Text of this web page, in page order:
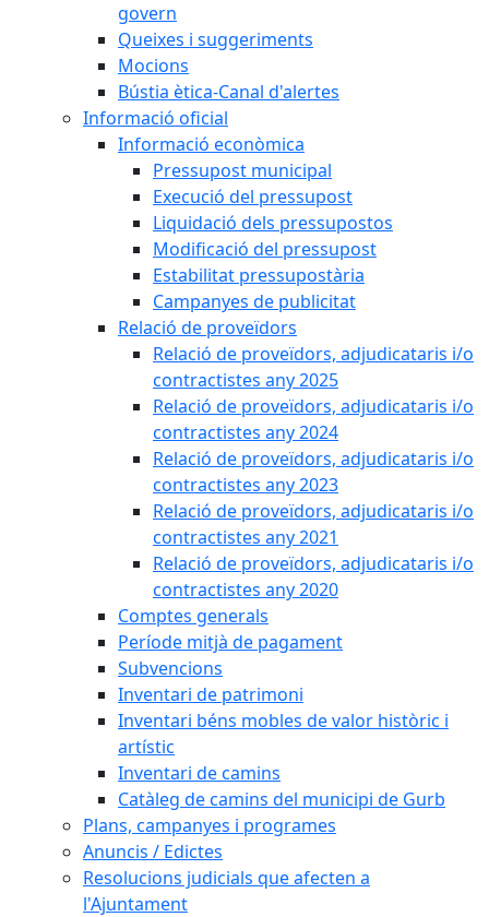
govern
Queixes i suggeriments
Mocions
Bústia ètica-Canal d'alertes
Informació oficial
Informació econòmica
Pressupost municipal
Execució del pressupost
Liquidació dels pressupostos
Modificació del pressupost
Estabilitat pressupostària
Campanyes de publicitat
Relació de proveïdors
Relació de proveïdors, adjudicataris i/o
contractistes any 2025
Relació de proveïdors, adjudicataris i/o
contractistes any 2024
Relació de proveïdors, adjudicataris i/o
contractistes any 2023
Relació de proveïdors, adjudicataris i/o
contractistes any 2021
Relació de proveïdors, adjudicataris i/o
contractistes any 2020
Comptes generals
Període mitjà de pagament
Subvencions
Inventari de patrimoni
Inventari béns mobles de valor històric i
artístic
Inventari de camins
Catàleg de camins del municipi de Gurb
Plans, campanyes i programes
Anuncis / Edictes
Resolucions judicials que afecten a
l'Ajuntament